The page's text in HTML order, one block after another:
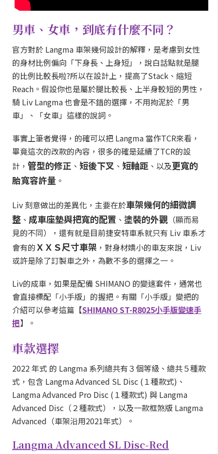
男車、女車，到底有什麼不同？
官方對於 Langma 車架幾何設計的解釋，是考慮到女性
的身材比例偏向「下身長、上身短」，說白話點就是腿
的比例比較長啦?所以在設計上，提高了Stack、縮短
Reach。假設你也是屬於腿比較長、上半身較短的男性，
騎 Liv Langma 也會是不錯的選擇，不用拘泥於「男
車」、「女車」這樣的說詞。
事實上筆者覺得，的確可以把 Langma 當作TCR來看，
畢竟這次的改款的內容，很多的確是延續了TCR的設
計， 管型的修正 、 短後下叉 、 短軸距 、以及更寬的
胎寬容許量 。
Liv 刻意做出的差異化，主要在於車架幾何的細微調
整 、 成車座墊與把寬的配置 、 塗裝的外觀 （顯而易
見的不同），還有就是目前捷安特車系就只有 Liv 車系才
會有的ＸＸＳ尺寸車架 ，對身材嬌小的車友來說，Liv
或許是除了訂製車之外，為數不多的選擇之一。
Liv的成車，如果是配備 SHIMANO 的變速套件，通常也
會直接標配「小手版」的握把。有關「小手版」變把的
介紹可以參考這篇【SHIMANO ST-R8025小手版變速手
把】。
車款選擇
2022 年式 的 Langma 系列總共有３個等級、總共５種款
式，包含 Langma Advanced SL Disc (１種款式)、
Langma Advanced Pro Disc (１種款式) 與 Langma
Advanced Disc（２種款式），以及一款框煞版 Langma
Advanced（車架沿用2021年式）。
Langma Advanced SL Disc-Red